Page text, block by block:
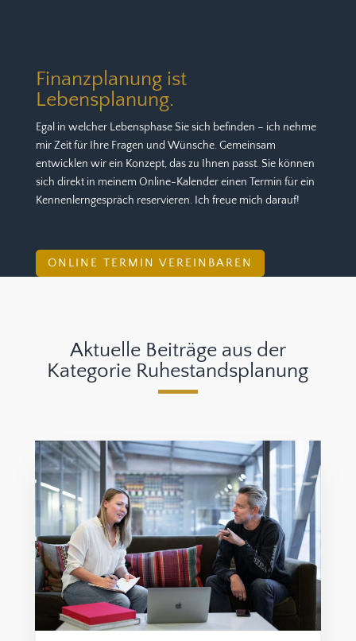
Finanzplanung ist
Lebensplanung.
Egal in welcher Lebensphase Sie sich befinden – ich nehme
mir Zeit für Ihre Fragen und Wünsche. Gemeinsam
entwicklen wir ein Konzept, das zu Ihnen passt. Sie können
sich direkt in meinem Online-Kalender einen Termin für ein
Kennenlerngespräch reservieren. Ich freue mich darauf!
ONLINE TERMIN VEREINBAREN
Aktuelle Beiträge aus der
Kategorie Ruhestandsplanung